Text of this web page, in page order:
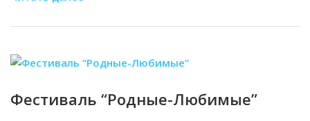
Фестиваль “Родные-Любимые”